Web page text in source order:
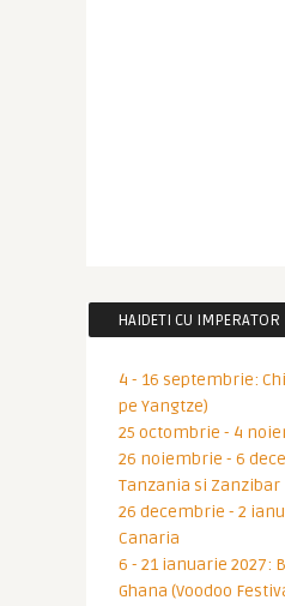
HAIDETI CU
4 - 16 septembrie:
pe Yangtze)
25 octombrie - 4
26 noiembrie - 6
Tanzania si Zanzibar
26 decembrie - 2
Canaria
6 - 21 ianuarie 2027:
Ghana (Voodoo